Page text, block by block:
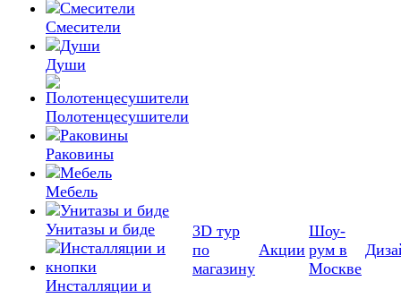
Смесители
Души
Полотенцесушители
Раковины
Мебель
Унитазы и биде
Инсталляции и
3D тур
по
магазину
Акции
Шоу-
рум в
Москве